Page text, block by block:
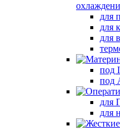
для
для
для
под
под
для
для